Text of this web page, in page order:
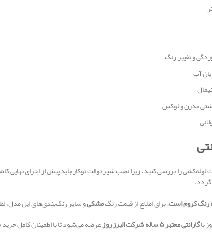
و تغییر رنگ
آب
مدرن و لوکس
را بررسی کنید، زیرا نصب شیر توالت توکار باید پیش از اجرای
رنگ کروم است.برای اطلاع از قیمت رنگمشکیو سایر رنگ‌بندی‌های این مدل،
باگارانتی معتبر ۵ ساله شرکت البرز روز عرضه می‌شود تا با اطمینان کامل